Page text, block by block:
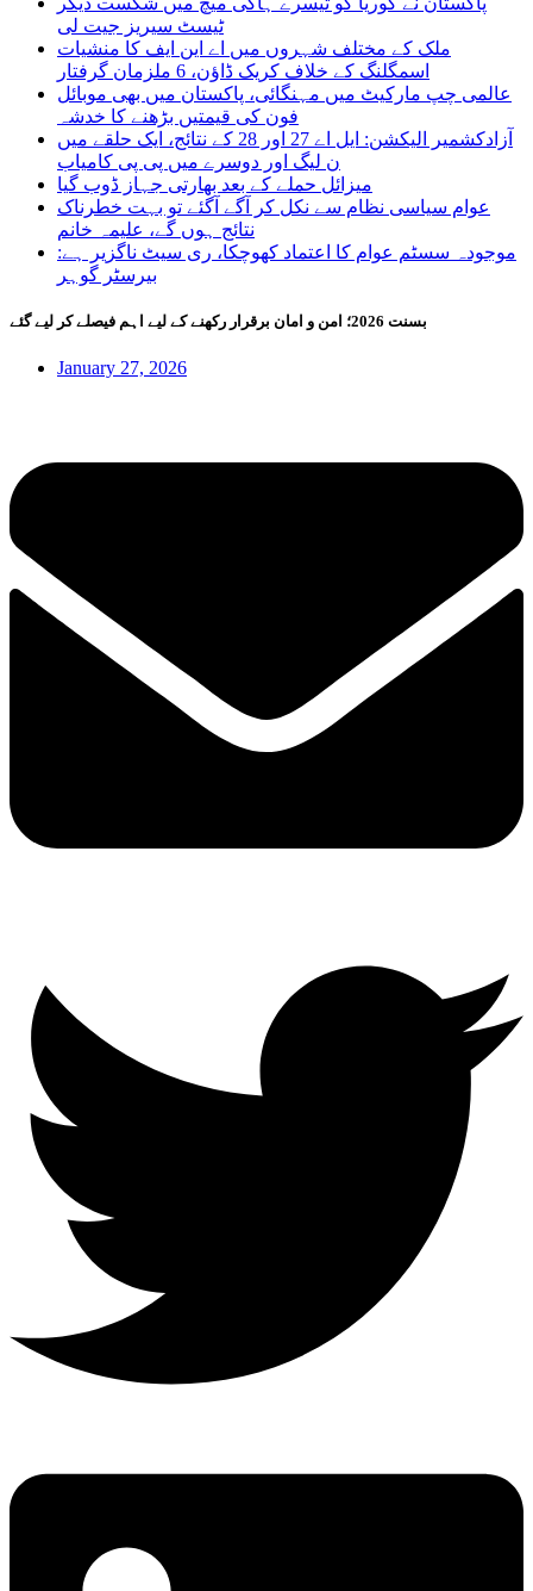
ٹیسٹ سیریز جیت لی
ملک کے مختلف شہروں میں اے این ایف کا منشیات
اسمگلنگ کے خلاف کریک ڈاؤن، 6 ملزمان گرفتار
عالمی چپ مارکیٹ میں مہنگائی، پاکستان میں بھی موبائل
فون کی قیمتیں بڑھنے کا خدشہ
آزادکشمیر الیکشن: ایل اے 27 اور 28 کے نتائج، ایک حلقے میں
ن لیگ اور دوسرے میں پی پی کامیاب
میزائل حملے کے بعد بھارتی جہاز ڈوب گیا
عوام سیاسی نظام سے نکل کر آگے آگئے تو بہت خطرناک
نتائج ہوں گے، علیمہ خانم
موجودہ سسٹم عوام کا اعتماد کھوچکا، ری سیٹ ناگزیر ہے:
بیرسٹر گوہر
بسنت 2026؛ امن و امان برقرار رکھنے کے لیے اہم فیصلے کر لیے گئے
January 27, 2026